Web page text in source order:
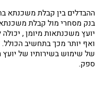
ההבדלים בין קבלת משכנתא
בנק מסחרי מול קבלת
יועץ משכנתאות מיומן ,
ואף יותר מכך בתחשיב
של שימוש בשירותיו של
ספק.